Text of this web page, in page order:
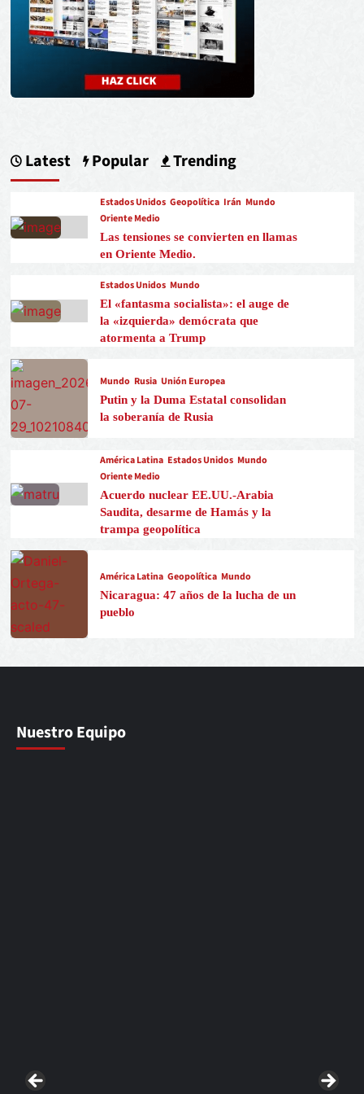
Latest Popular Trending
Estados Unidos Geopolítica Irán Mundo
Oriente Medio
Las tensiones se convierten en llamas
en Oriente Medio.
Estados Unidos Mundo
El «fantasma socialista»: el auge de
la «izquierda» demócrata que
atormenta a Trump
Mundo Rusia Unión Europea
Putin y la Duma Estatal consolidan
la soberanía de Rusia
América Latina Estados Unidos Mundo
Oriente Medio
Acuerdo nuclear EE.UU.-Arabia
Saudita, desarme de Hamás y la
trampa geopolítica
América Latina Geopolítica Mundo
Nicaragua: 47 años de la lucha de un
pueblo
Nuestro Equipo